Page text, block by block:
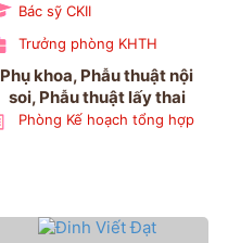
Bác sỹ CKII
Trưởng phòng KHTH
Phụ khoa, Phẫu thuật nội
soi, Phẫu thuật lấy thai
Phòng Kế hoạch tổng hợp